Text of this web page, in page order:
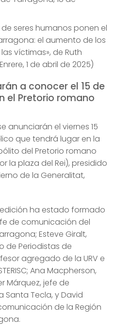
seres humanos ponen el
el aumento de los
víctimas», de Ruth
1 de abril de 2025)
a conocer el 15 de
el Pretorio romano
anunciarán el viernes 15
que tendrá lugar en la
del Pretorio romano
la plaza del Rei), presidido
de la Generalitat,
ha estado formado
de comunicación del
Esteve Giralt,
de Periodistas de
agregado de la URV e
Ana Macpherson,
Márquez, jefe de
Santa Tecla, y David
de la Región